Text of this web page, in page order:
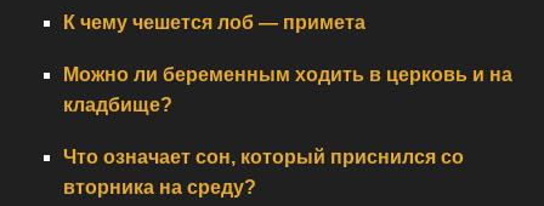
К чему чешется лоб — примета
Можно ли беременным ходить в церковь и на
кладбище?
Что означает сон, который приснился со
вторника на среду?